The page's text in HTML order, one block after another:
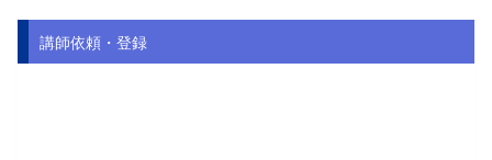
講師依頼・登録